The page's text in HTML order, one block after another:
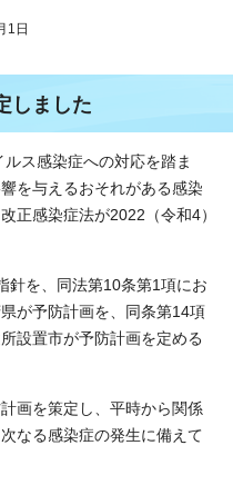
1日
しました
ス感染症への対応を踏ま
を与えるおそれがある感染
正感染症法が2022（令和4）
を、同法第10条第1項にお
が予防計画を、同条第14項
設置市が予防計画を定める
画を策定し、平時から関係
なる感染症の発生に備えて